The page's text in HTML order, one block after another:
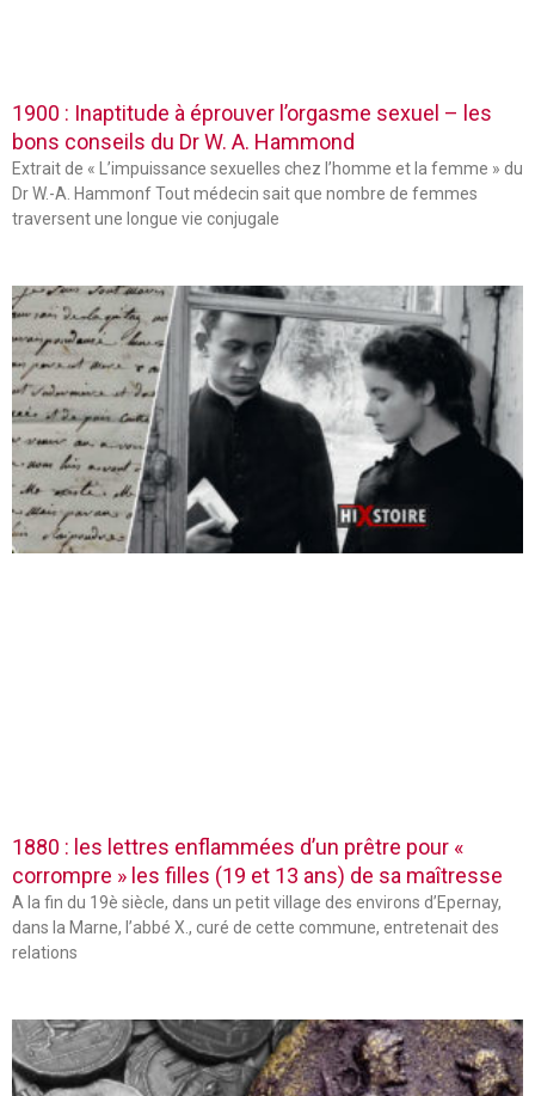
1900 : Inaptitude à éprouver l’orgasme sexuel – les
bons conseils du Dr W. A. Hammond
Extrait de « L’impuissance sexuelles chez l’homme et la femme » du
Dr W.-A. Hammonf Tout médecin sait que nombre de femmes
traversent une longue vie conjugale
1880 : les lettres enflammées d’un prêtre pour «
corrompre » les filles (19 et 13 ans) de sa maîtresse
A la fin du 19è siècle, dans un petit village des environs d’Epernay,
dans la Marne, l’abbé X., curé de cette commune, entretenait des
relations